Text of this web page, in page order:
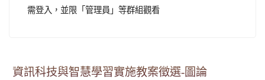
需登入，並限「管理員」等群組觀看
資訊科技與智慧學習實施教案徵選-圖論